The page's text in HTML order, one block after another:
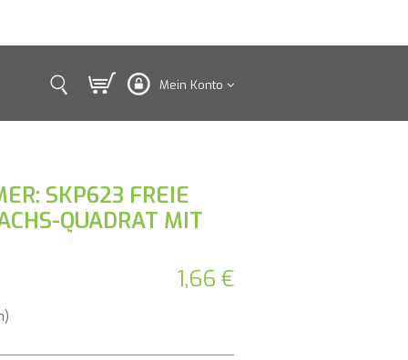
Mein Konto
SKP623 FREIE
QUADRAT MIT
1,66 €